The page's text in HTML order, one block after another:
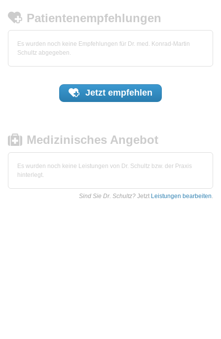
Patientenempfehlungen
Es wurden noch keine Empfehlungen für Dr. med. Konrad-Martin
Schultz abgegeben.
Jetzt empfehlen
Medizinisches Angebot
Es wurden noch keine Leistungen von Dr. Schultz bzw. der Praxis
hinterlegt.
Sind Sie Dr. Schultz? Jetzt Leistungen bearbeiten.